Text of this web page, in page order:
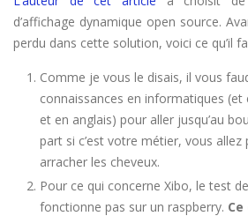
d’affichage dynamique open source.
perdu dans cette solution, voici ce qu’il
Comme je vous le disais, il vous
connaissances en informatiques (et
et en anglais) pour aller jusqu’au
part si c’est votre métier, vous
arracher les cheveux.
Pour ce qui concerne Xibo, le test
fonctionne pas sur un raspberry.